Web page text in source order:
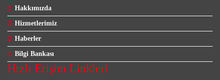
Hakkımızda
Hizmetlerimiz
Haberler
Bilgi Bankası
Hızlı Erişim Linkleri